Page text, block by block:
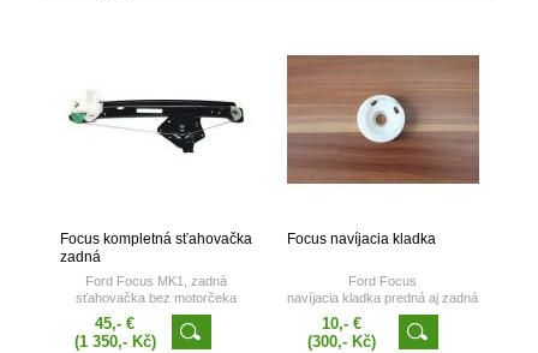
Focus kompletná sťahovačka
zadná
Ford Focus MK1, zadná
sťahovačka bez motorčeka
poskladaná
vhodné pre r.v. 1998 - 2004
45,- €
(1 350,- Kč)
Focus navíjacia kladka
Ford Focus
navíjacia kladka predná aj zadná
10,- €
(300,- Kč)